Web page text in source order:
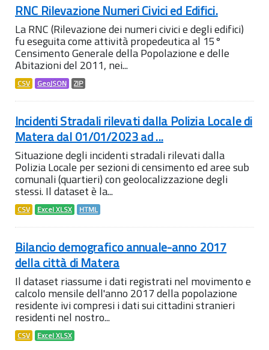
RNC Rilevazione Numeri Civici ed Edifici.
La RNC (Rilevazione dei numeri civici e degli edifici)
fu eseguita come attività propedeutica al 15°
Censimento Generale della Popolazione e delle
Abitazioni del 2011, nei...
CSV GeoJSON ZIP
Incidenti Stradali rilevati dalla Polizia Locale di
Matera dal 01/01/2023 ad ...
Situazione degli incidenti stradali rilevati dalla
Polizia Locale per sezioni di censimento ed aree sub
comunali (quartieri) con geolocalizzazione degli
stessi. Il dataset è la...
CSV Excel XLSX HTML
Bilancio demografico annuale-anno 2017
della città di Matera
Il dataset riassume i dati registrati nel movimento e
calcolo mensile dell'anno 2017 della popolazione
residente ivi compresi i dati sui cittadini stranieri
residenti nel nostro...
CSV Excel XLSX